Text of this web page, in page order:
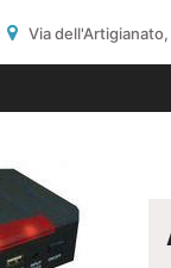
Via dell'Artigianato,